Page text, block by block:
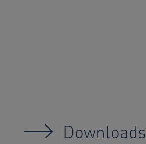
Downloads